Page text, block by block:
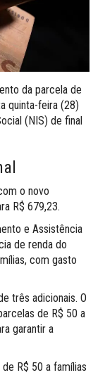
da parcela de
quinta-feira (28)
(NIS) de final
o novo
R$ 679,23.
e Assistência
de renda do
com gasto
três adicionais. O
de R$ 50 a
garantir a
R$ 50 a famílias